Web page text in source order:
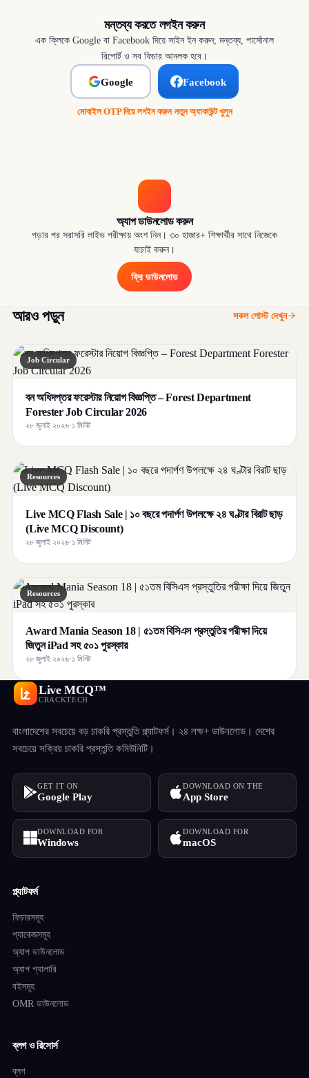
মন্তব্য করতে লগইন করুন
এক ক্লিকে Google বা Facebook দিয়ে সাইন ইন করুন; মন্তব্য, পার্সোনাল
রিপোর্ট ও সব ফিচার আনলক হবে।
Google Facebook
মোবাইল OTP দিয়ে লগইন করুন·নতুন অ্যাকাউন্ট খুলুন
অ্যাপ ডাউনলোড করুন
পড়ার পর সরাসরি লাইভ পরীক্ষায় অংশ নিন। ৩০ হাজার+ শিক্ষার্থীর সাথে নিজেকে
যাচাই করুন।
ফ্রি ডাউনলোড
আরও পড়ুন সকল পোস্ট দেখুন
Job Circular
বন অধিদপ্তর ফরেস্টার নিয়োগ বিজ্ঞপ্তি – Forest Department
Forester Job Circular 2026
২৮ জুলাই ২০২৬·১ মিনিট
Resources
Live MCQ Flash Sale | ১০ বছরে পদার্পণ উপলক্ষে ২৪ ঘণ্টার বিরাট ছাড়
(Live MCQ Discount)
২৮ জুলাই ২০২৬·১ মিনিট
Resources
Award Mania Season 18 | ৫১তম বিসিএস প্রস্তুতির পরীক্ষা দিয়ে
জিতুন iPad সহ ৫০১ পুরস্কার
২৮ জুলাই ২০২৬·১ মিনিট
Live MCQ™
CRACKTECH
বাংলাদেশের সবচেয়ে বড় চাকরি প্রস্তুতি প্ল্যাটফর্ম। ২৪ লক্ষ+ ডাউনলোড। দেশের
সবচেয়ে সক্রিয় চাকরি প্রস্তুতি কমিউনিটি।
GET IT ON
Google Play
DOWNLOAD ON THE
App Store
DOWNLOAD FOR
Windows
DOWNLOAD FOR
macOS
প্ল্যাটফর্ম
ফিচারসমূহ
প্যাকেজসমূহ
অ্যাপ ডাউনলোড
অ্যাপ গ্যালারি
বইসমূহ
OMR ডাউনলোড
ব্লগ ও রিসোর্স
ব্লগ